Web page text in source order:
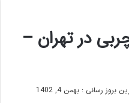
در تهران –
بروز رسانی : بهمن 4, 1402